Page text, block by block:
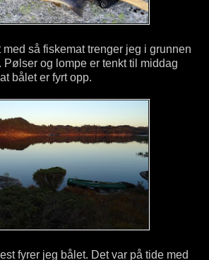
så fiskemat trenger jeg i grunnen
Pølser og lompe er tenkt til middag
bålet er fyrt opp.
fyrer jeg bålet. Det var på tide med